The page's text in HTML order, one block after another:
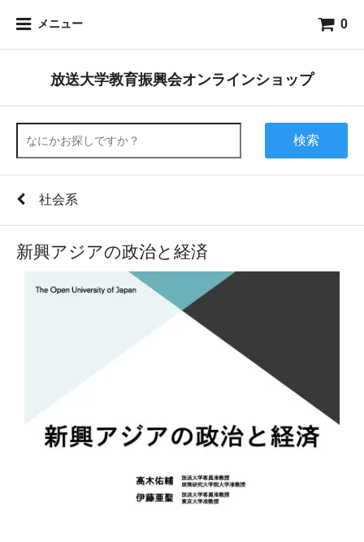
メニュー 0
放送大学教育振興会オンラインショップ
検索
社会系
新興アジアの政治と経済